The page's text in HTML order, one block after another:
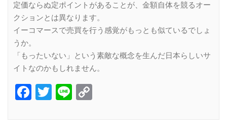
定価ならぬ定ポイントがあることが、金額自体を競るオー
クションとは異なります。
イーコマースで売買を行う感覚がもっとも似ているでしょ
うか。
「もったいない」という素敵な概念を生んだ日本らしいサ
イトなのかもしれません。
Facebook
Twitter
Line